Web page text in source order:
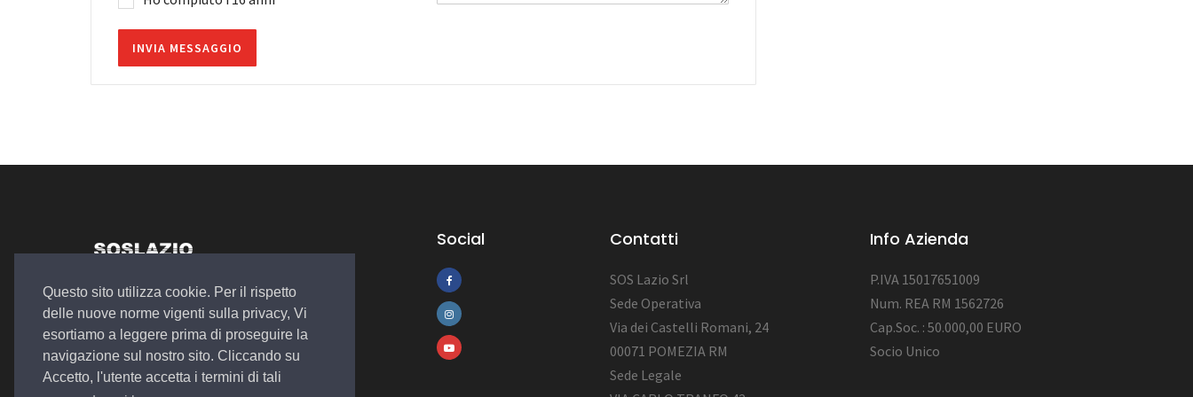
Questo sito utilizza cookie. Per il rispetto
delle nuove norme vigenti sulla privacy, Vi
esortiamo a leggere prima di proseguire la
navigazione sul nostro sito. Cliccando su
Accetto, l'utente accetta i termini di tali
Autosalone Plurimarche
Officina Meccanica
Noleggio a Lungo e Breve Termine
Social Contatti
SOS Lazio Srl
Sede Operativa
Via dei Castelli Romani, 24
00071 POMEZIA RM
Sede Legale
Info Azienda
P.IVA 15017651009
Num. REA RM 1562726
Cap.Soc. : 50.000,00 EURO
Socio Unico